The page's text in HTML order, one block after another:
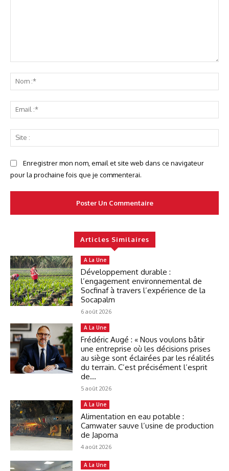
:*
:*
:
Enregistrer mon nom, email et site web dans ce navigateur
pour la prochaine fois que je commenterai.
Articles Similaires
A La Une
Développement durable :
l’engagement environnemental de
Socfinaf à travers l’expérience de la
Socapalm
6 août 2026
A La Une
Frédéric Augé : « Nous voulons bâtir
une entreprise où les décisions prises
au siège sont éclairées par les réalités
du terrain. C’est précisément l’esprit
de...
5 août 2026
A La Une
Alimentation en eau potable :
Camwater sauve l’usine de production
de Japoma
4 août 2026
A La Une